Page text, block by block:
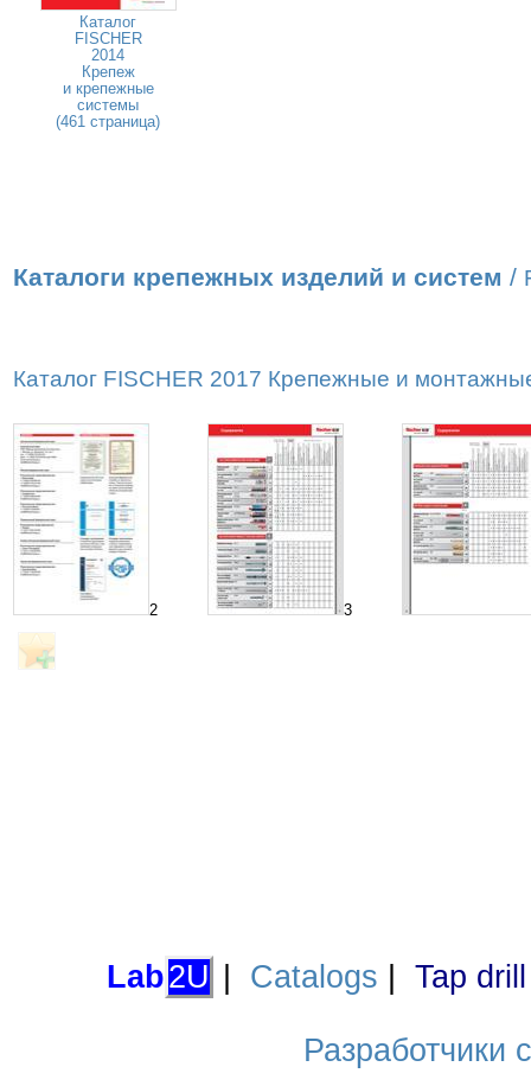
Каталог
FISCHER
2014
Крепеж
и крепежные
системы
(461 страница)
Каталоги крепежных изделий и систем /
Каталог FISCHER 2017 Крепежные и
2 3
Lab2U Catalogs Tap
Разработчики